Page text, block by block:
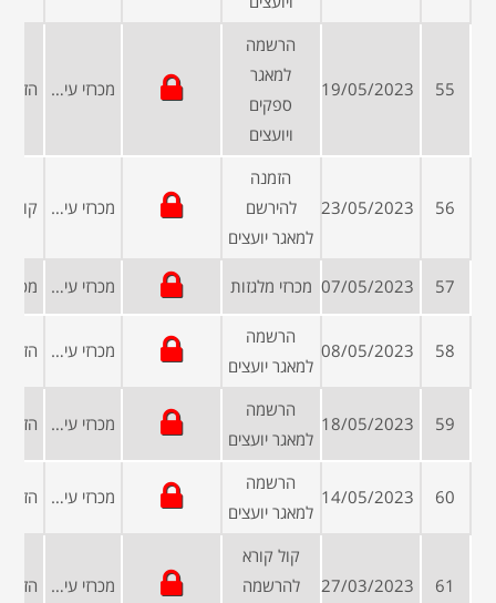
55
19/05/2023
הרשמה
למאגר
ספקים
ויועצים
מכרזי עיריות ומועצות
56
23/05/2023
הזמנה
להירשם
למאגר יועצים
מכרזי עיריות ומועצות
57
07/05/2023 מכרזי מלגזות מכרזי עיריות ומועצות
58
08/05/2023
הרשמה
למאגר יועצים
מכרזי עיריות ומועצות
59
18/05/2023
הרשמה
למאגר יועצים
מכרזי עיריות ומועצות
60
14/05/2023
הרשמה
למאגר יועצים
מכרזי עיריות ומועצות
61
27/03/2023
קול קורא
להרשמה
מכרזי עיריות ומועצות